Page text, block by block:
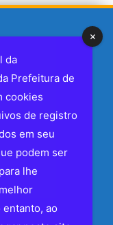
da
Prefeitura de
cookies
de registro
em seu
podem ser
lhe
ao